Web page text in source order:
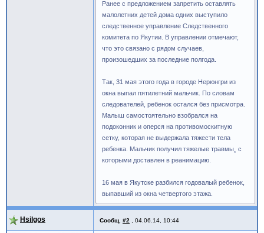
Ранее с предложением запретить оставлять
малолетних детей дома одних выступило
следственное управление Следственного
комитета по Якутии. В управлении отмечают,
что это связано с рядом случаев,
произошедших за последние полгода.
Так, 31 мая этого года в городе Нерюнгри из
окна выпал пятилетний мальчик. По словам
следователей, ребенок остался без присмотра.
Малыш самостоятельно взобрался на
подоконник и оперся на противомоскитную
сетку, которая не выдержала тяжести тела
ребенка. Мальчик получил тяжелые травмы¸ с
которыми доставлен в реанимацию.
16 мая в Якутске разбился годовалый ребенок,
выпавший из окна четвертого этажа.
Hsilgos Сообщ. #2 04.06.14, 10:44